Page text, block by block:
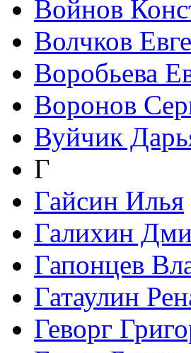
Войнов
Волчков
Воробьева
Воронов
Вуйчик
Г
Гайсин Илья
Галихин
Гапонцев
Гатаулин
Геворг